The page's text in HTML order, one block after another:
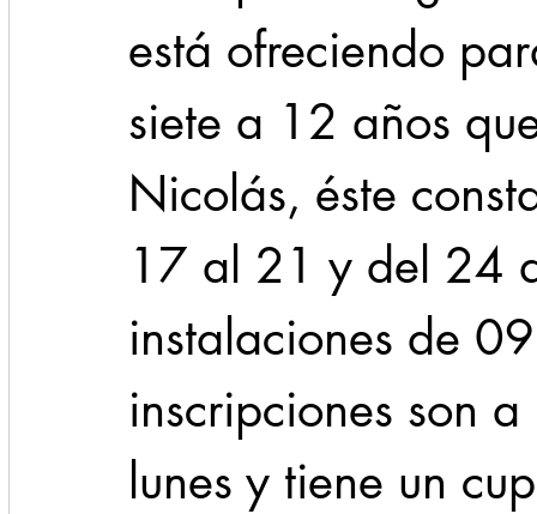
está ofreciendo
siete a 12 años
Nicolás, éste
17 al 21 y del 24
instalaciones de
inscripciones son
lunes y tiene un